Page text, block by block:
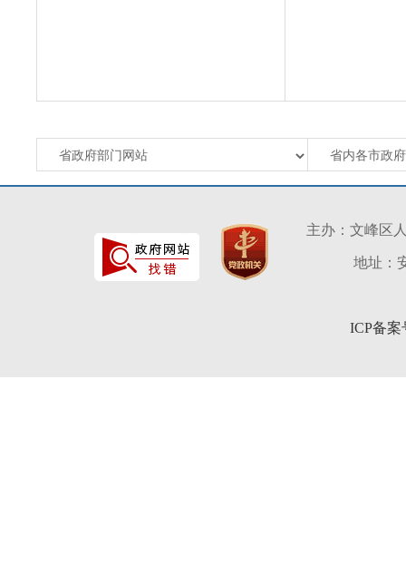
主办：文峰区
地址：
ICP备案